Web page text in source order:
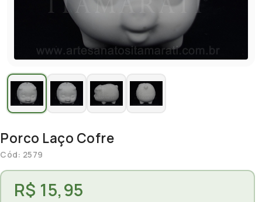
Porco Laço Cofre
Cód: 2579
R$ 15,95